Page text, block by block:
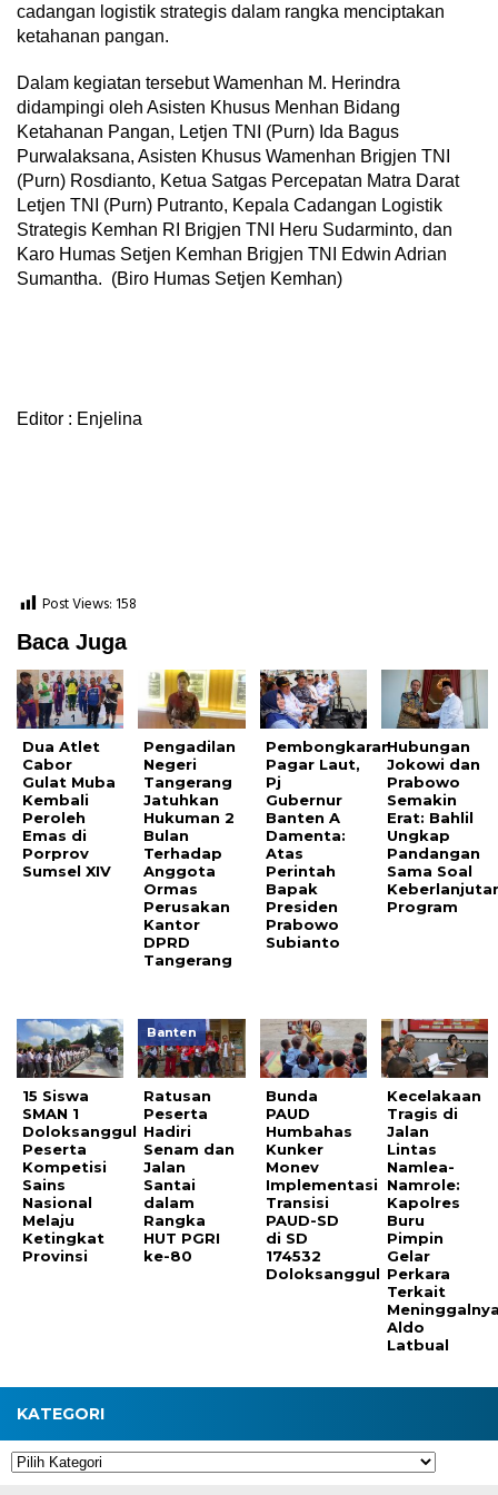
cadangan logistik strategis dalam rangka menciptakan
ketahanan pangan.
Dalam kegiatan tersebut Wamenhan M. Herindra
didampingi oleh Asisten Khusus Menhan Bidang
Ketahanan Pangan, Letjen TNI (Purn) Ida Bagus
Purwalaksana, Asisten Khusus Wamenhan Brigjen TNI
(Purn) Rosdianto, Ketua Satgas Percepatan Matra Darat
Letjen TNI (Purn) Putranto, Kepala Cadangan Logistik
Strategis Kemhan RI Brigjen TNI Heru Sudarminto, dan
Karo Humas Setjen Kemhan Brigjen TNI Edwin Adrian
Sumantha. (Biro Humas Setjen Kemhan)
Editor : Enjelina
Post Views: 158
Baca Juga
Dua Atlet
Cabor
Gulat Muba
Kembali
Peroleh
Emas di
Porprov
Sumsel XIV
Pengadilan
Negeri
Tangerang
Jatuhkan
Hukuman 2
Bulan
Terhadap
Anggota
Ormas
Perusakan
Kantor
DPRD
Tangerang
Pembongkaran
Pagar Laut,
Pj
Gubernur
Banten A
Damenta:
Atas
Perintah
Bapak
Presiden
Prabowo
Subianto
Hubungan
Jokowi dan
Prabowo
Semakin
Erat: Bahlil
Ungkap
Pandangan
Sama Soal
Program
15 Siswa
SMAN 1
Doloksanggul
Peserta
Kompetisi
Sains
Nasional
Melaju
Ketingkat
Provinsi
Banten
Ratusan
Peserta
Hadiri
Senam dan
Jalan
Santai
dalam
Rangka
HUT PGRI
ke-80
Bunda
PAUD
Humbahas
Kunker
Monev
Implementasi
Transisi
PAUD-SD
di SD
174532
Doloksanggul
Kecelakaan
Tragis di
Jalan
Lintas
Namlea-
Namrole:
Kapolres
Buru
Pimpin
Gelar
Perkara
Terkait
Aldo
Latbual
KATEGORI
Kategori